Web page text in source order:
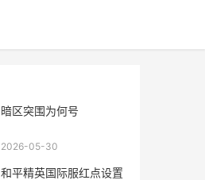
暗区突围为何号
2026-05-30
和平精英国际服红点设置